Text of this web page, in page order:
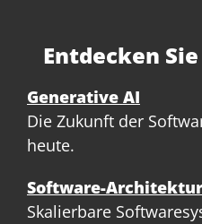
Entdecken
Generative AI
Die Zukunft der
heute.
Software-Architektur
Skalierbare